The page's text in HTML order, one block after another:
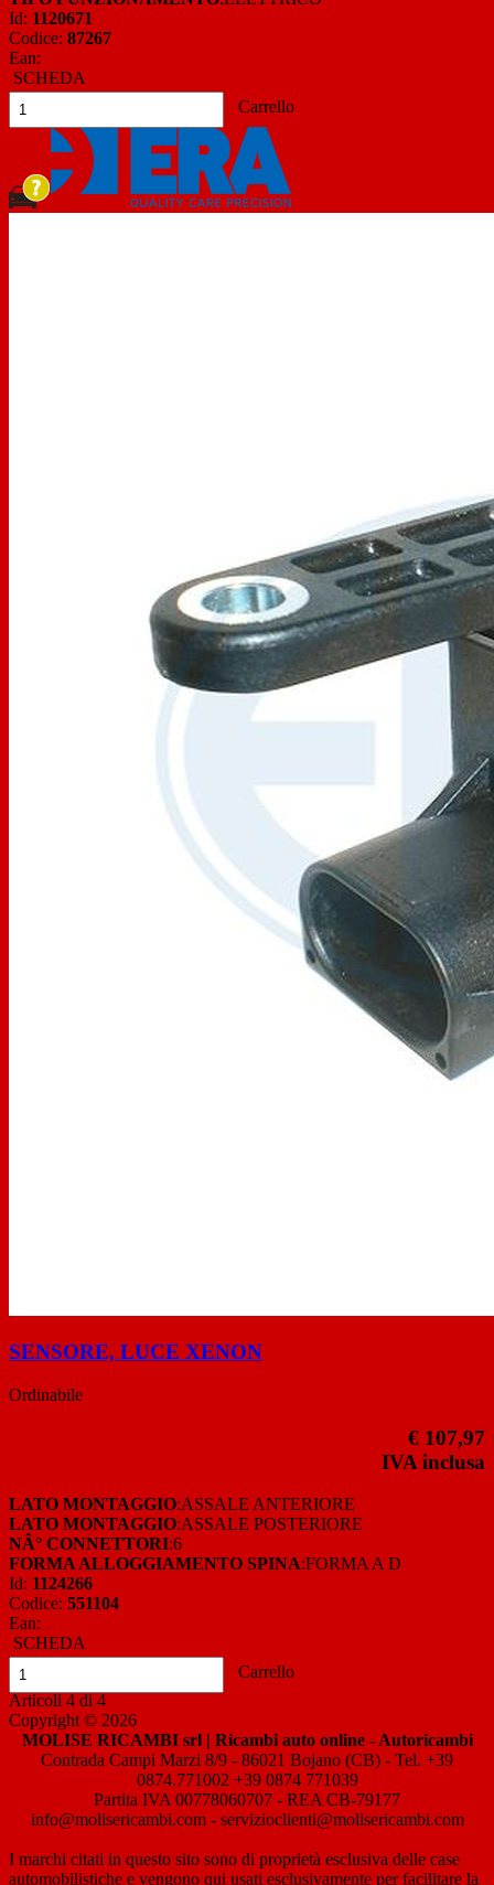
Id: 1120671
Codice: 87267
Ean:
SCHEDA
Carrello
SENSORE, LUCE XENON
Ordinabile
€ 107,97
IVA inclusa
LATO MONTAGGIO:ASSALE ANTERIORE
LATO MONTAGGIO:ASSALE POSTERIORE
NÂ° CONNETTORI:6
FORMA ALLOGGIAMENTO SPINA:FORMA A D
Id: 1124266
Codice: 551104
Ean:
SCHEDA
Carrello
Articoli 4 di 4
Copyright © 2026
MOLISE RICAMBI srl | Ricambi auto online - Autoricambi
Contrada Campi Marzi 8/9 - 86021 Bojano (CB) - Tel. +39
0874.771002 +39 0874 771039
Partita IVA 00778060707 - REA CB-79177
info@molisericambi.com - servizioclienti@molisericambi.com
I marchi citati in questo sito sono di proprietà esclusiva delle case
automobilistiche e vengono qui usati esclusivamente per facilitare la